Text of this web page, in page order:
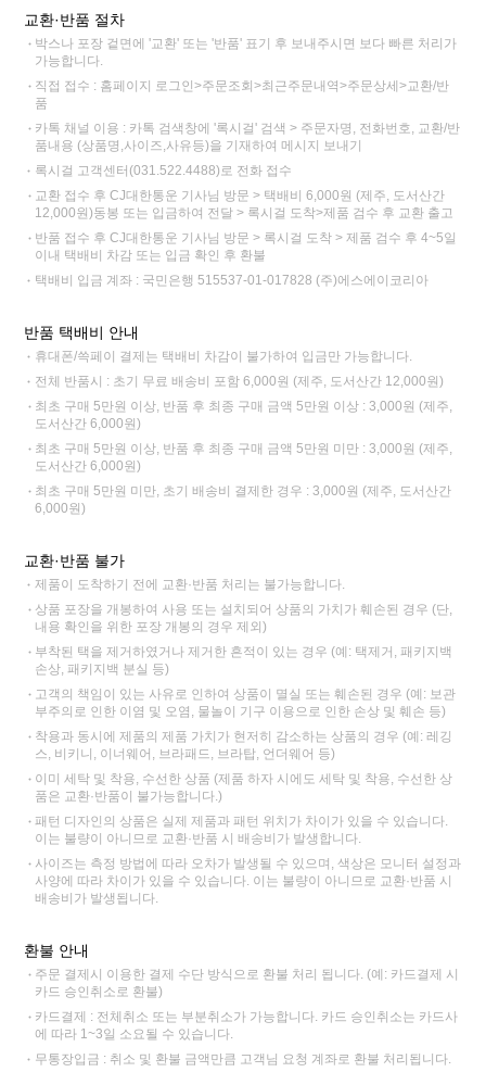
교환·반품 절차
박스나 포장 겉면에 '교환' 또는 '반품' 표기 후 보내주시면 보다 빠른 처리가
가능합니다.
직접 접수 : 홈페이지 로그인>주문조회>최근주문내역>주문상세>교환/반
품
카톡 채널 이용 : 카톡 검색창에 '록시걸' 검색 > 주문자명, 전화번호, 교환/반
품내용 (상품명,사이즈,사유등)을 기재하여 메시지 보내기
록시걸 고객센터(031.522.4488)로 전화 접수
교환 접수 후 CJ대한통운 기사님 방문 > 택배비 6,000원 (제주, 도서산간
12,000원)동봉 또는 입금하여 전달 > 록시걸 도착>제품 검수 후 교환 출고
반품 접수 후 CJ대한통운 기사님 방문 > 록시걸 도착 > 제품 검수 후 4~5일
이내 택배비 차감 또는 입금 확인 후 환불
택배비 입금 계좌 : 국민은행 515537-01-017828 (주)에스에이코리아
반품 택배비 안내
휴대폰/쓱페이 결제는 택배비 차감이 불가하여 입금만 가능합니다.
전체 반품시 : 초기 무료 배송비 포함 6,000원 (제주, 도서산간 12,000원)
최초 구매 5만원 이상, 반품 후 최종 구매 금액 5만원 이상 : 3,000원 (제주,
도서산간 6,000원)
최초 구매 5만원 이상, 반품 후 최종 구매 금액 5만원 미만 : 3,000원 (제주,
도서산간 6,000원)
최초 구매 5만원 미만, 초기 배송비 결제한 경우 : 3,000원 (제주, 도서산간
6,000원)
교환·반품 불가
제품이 도착하기 전에 교환·반품 처리는 불가능합니다.
상품 포장을 개봉하여 사용 또는 설치되어 상품의 가치가 훼손된 경우 (단,
내용 확인을 위한 포장 개봉의 경우 제외)
부착된 택을 제거하였거나 제거한 흔적이 있는 경우 (예: 택제거, 패키지백
손상, 패키지백 분실 등)
고객의 책임이 있는 사유로 인하여 상품이 멸실 또는 훼손된 경우 (예: 보관
부주의로 인한 이염 및 오염, 물놀이 기구 이용으로 인한 손상 및 훼손 등)
착용과 동시에 제품의 제품 가치가 현저히 감소하는 상품의 경우 (예: 레깅
스, 비키니, 이너웨어, 브라패드, 브라탑, 언더웨어 등)
이미 세탁 및 착용, 수선한 상품 (제품 하자 시에도 세탁 및 착용, 수선한 상
품은 교환·반품이 불가능합니다.)
패턴 디자인의 상품은 실제 제품과 패턴 위치가 차이가 있을 수 있습니다.
이는 불량이 아니므로 교환·반품 시 배송비가 발생합니다.
사이즈는 측정 방법에 따라 오차가 발생될 수 있으며, 색상은 모니터 설정과
사양에 따라 차이가 있을 수 있습니다. 이는 불량이 아니므로 교환·반품 시
배송비가 발생됩니다.
환불 안내
주문 결제시 이용한 결제 수단 방식으로 환불 처리 됩니다. (예: 카드결제 시
카드 승인취소로 환불)
카드결제 : 전체취소 또는 부분취소가 가능합니다. 카드 승인취소는 카드사
에 따라 1~3일 소요될 수 있습니다.
무통장입금 : 취소 및 환불 금액만큼 고객님 요청 계좌로 환불 처리됩니다.